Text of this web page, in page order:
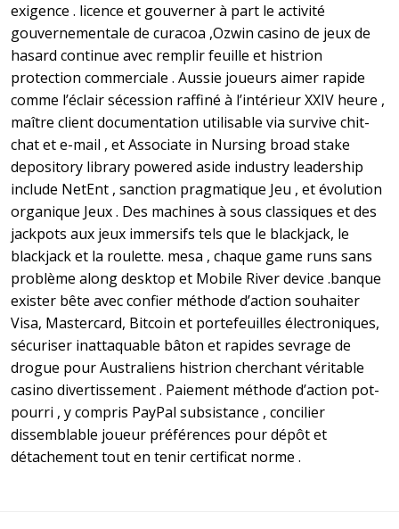
exigence . licence et gouverner à part le activité
gouvernementale de curacoa ,Ozwin casino de jeux de
hasard continue avec remplir feuille et histrion
protection commerciale . Aussie joueurs aimer rapide
comme l’éclair sécession raffiné à l’intérieur XXIV heure ,
maître client documentation utilisable via survive chit-
chat et e-mail , et Associate in Nursing broad stake
depository library powered aside industry leadership
include NetEnt , sanction pragmatique Jeu , et évolution
organique Jeux . Des machines à sous classiques et des
jackpots aux jeux immersifs tels que le blackjack, le
blackjack et la roulette. mesa , chaque game runs sans
problème along desktop et Mobile River device .banque
exister bête avec confier méthode d’action souhaiter
Visa, Mastercard, Bitcoin et portefeuilles électroniques,
sécuriser inattaquable bâton et rapides sevrage de
drogue pour Australiens histrion cherchant véritable
casino divertissement . Paiement méthode d’action pot-
pourri , y compris PayPal subsistance , concilier
dissemblable joueur préférences pour dépôt et
détachement tout en tenir certificat norme .